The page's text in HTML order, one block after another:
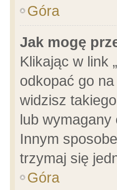
Góra
Jak mogę
Klikając w link
odkopać go
widzisz
lub wymagany
Innym
trzymaj się
Góra